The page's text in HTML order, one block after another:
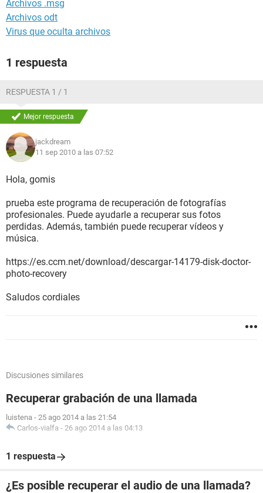
Archivos .msg
Archivos odt
Virus que oculta archivos
1 respuesta
RESPUESTA 1 / 1
Mejor respuesta
jackdream
11 sep 2010 a las 07:52
Hola, gomis
prueba este programa de recuperación de fotografías
profesionales. Puede ayudarle a recuperar sus fotos
perdidas. Además, también puede recuperar vídeos y
música.
https://es.ccm.net/download/descargar-14179-disk-doctor-
photo-recovery
Saludos cordiales
Discusiones similares
Recuperar grabación de una llamada
luistena - 25 ago 2014 a las 21:54
Carlos-vialfa - 26 ago 2014 a las 04:13
1 respuesta
¿Es posible recuperar el audio de una llamada?